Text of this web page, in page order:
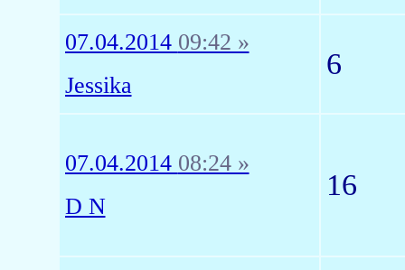
07.04.2014 09:42 »
Jessika
6
07.04.2014 08:24 »
D N
16